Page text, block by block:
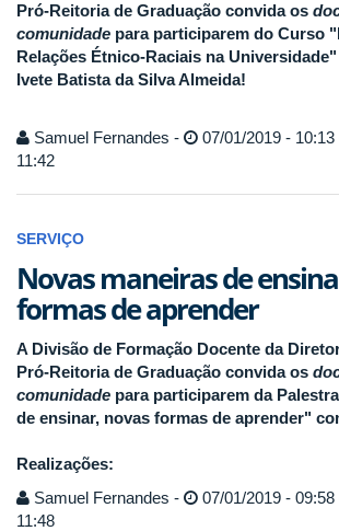
Pró-Reitoria de Graduação convida os
comunidade para participarem do Curso
Relações Étnico-Raciais na
Ivete Batista da Silva Almeida!
Samuel Fernandes - 07/01/2019 - 10:13
11:42
SERVIÇO
Novas maneiras de
formas de aprender
A Divisão de Formação Docente da
Pró-Reitoria de Graduação convida os
comunidade para participarem da
de ensinar, novas formas de aprender"
Realizações:
Samuel Fernandes -
07/01/2019 - 09:58
11:48